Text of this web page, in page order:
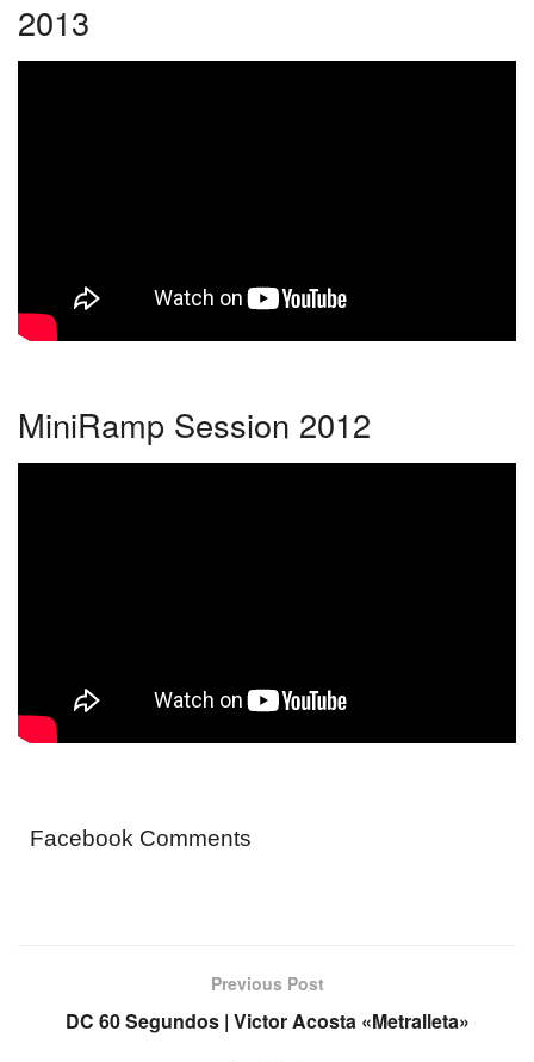
2013
MiniRamp Session 2012
Facebook Comments
Previous Post
DC 60 Segundos | Victor Acosta «Metralleta»